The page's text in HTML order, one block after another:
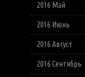
2016 Май
2016 Июнь
2016 Август
2016 Сентябрь